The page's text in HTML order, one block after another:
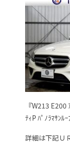
『W213 E200
ﾃｨP ﾊﾟﾉﾗﾏｻﾝﾙｰ
詳細は下記Ｕ